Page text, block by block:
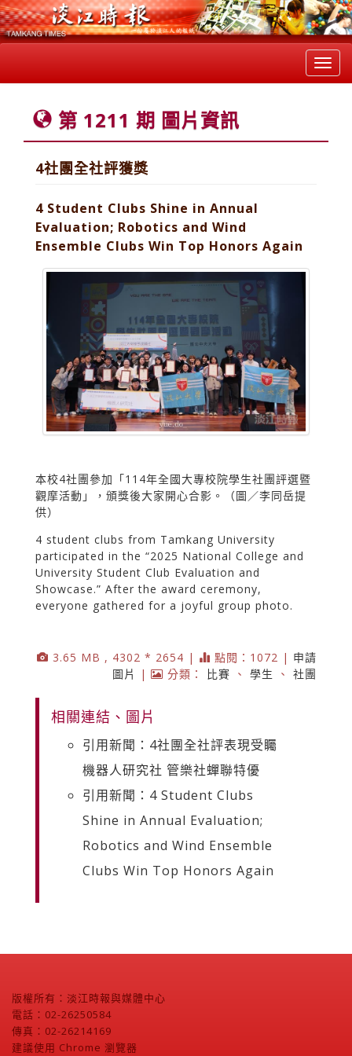
第 1211 期 圖片資訊
4社團全社評獲獎
4 Student Clubs Shine in Annual
Evaluation; Robotics and Wind
Ensemble Clubs Win Top Honors Again
本校4社團參加「114年全國大專校院學生社團評選暨
觀摩活動」，頒獎後大家開心合影。（圖／李同岳提
供）
4 student clubs from Tamkang University
participated in the “2025 National College and
University Student Club Evaluation and
Showcase.” After the award ceremony,
everyone gathered for a joyful group photo.
3.65 MB , 4302 * 2654 | 點閱：1072 | 申請
圖片
| 分類： 比賽 、 學生 、 社團
相關連結、圖片
引用新聞：4社團全社評表現受矚
機器人研究社 管樂社蟬聯特優
引用新聞：4 Student Clubs
Shine in Annual Evaluation;
Robotics and Wind Ensemble
Clubs Win Top Honors Again
版權所有：淡江時報與媒體中心
電話：02-26250584
傳真：02-26214169
建議使用 Chrome 瀏覽器